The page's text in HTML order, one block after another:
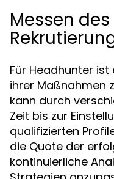
Messen des
Für Headhunter
ihrer Maßnahmen
kann durch
Zeit bis zur
qualifizierten
die Quote der
kontinuierliche